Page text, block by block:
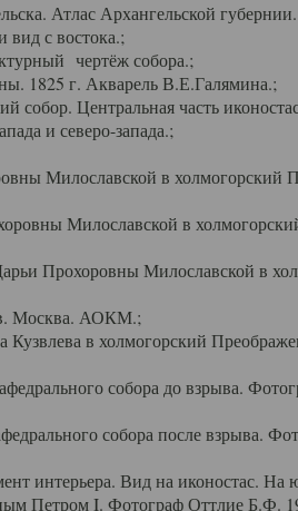
Атлас Архангельской
с востока.;
чертёж собора.;
1825 г. Акварель В.Е.Галямина.;
Центральная часть
и северо-запада.;
Милославской в холмогорский
Милославской в
Прохоровны Милославской в
Москва. АОКМ.;
в холмогорский
собора до взрыва.
собора после взрыва.
интерьера. Вид на иконостас. На
Петром I. Фотограф Оттлие Б.Ф.